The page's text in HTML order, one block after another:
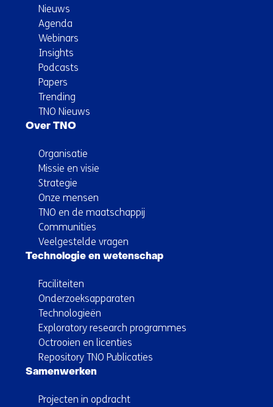
Nieuws
Agenda
Webinars
Insights
Podcasts
Papers
Trending
TNO Nieuws
Over TNO
Organisatie
Missie en visie
Strategie
Onze mensen
TNO en de maatschappij
Communities
Veelgestelde vragen
Technologie en wetenschap
Faciliteiten
Onderzoeksapparaten
Technologieën
Exploratory research programmes
Octrooien en licenties
Repository TNO Publicaties
Samenwerken
Projecten in opdracht